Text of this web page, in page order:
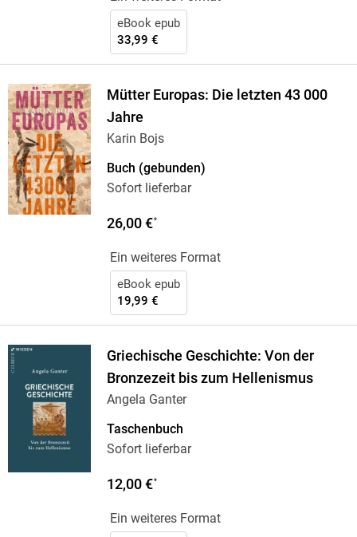
eBook epub
33,99 €
Mütter Europas: Die letzten 43 000
Jahre
Karin Bojs
Buch (gebunden)
Sofort lieferbar
26,00 €*
Ein weiteres Format
eBook epub
19,99 €
Griechische Geschichte: Von der
Bronzezeit bis zum Hellenismus
Angela Ganter
Taschenbuch
Sofort lieferbar
12,00 €*
Ein weiteres Format